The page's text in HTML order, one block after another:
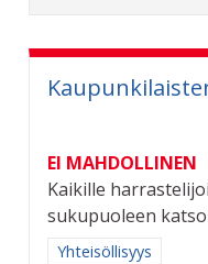
EI MAHDOLLINEN
Kaikille
sukupuoleen
Rajaa tulokset
Yhteisöllisyys